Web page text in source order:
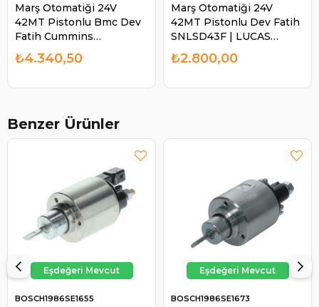
Marş Otomatiği 24V
42MT Pistonlu Bmc Dev
Fatih Cummins
SNLSD43F | CARGO
233873
₺4.340,50
Marş Otomatiği 24V
42MT Pistonlu Dev Fatih
SNLSD43F | LUCAS
SSL8020
₺2.800,00
Benzer Ürünler
BOSCH1986SE1655 BOSCH1986SE1673